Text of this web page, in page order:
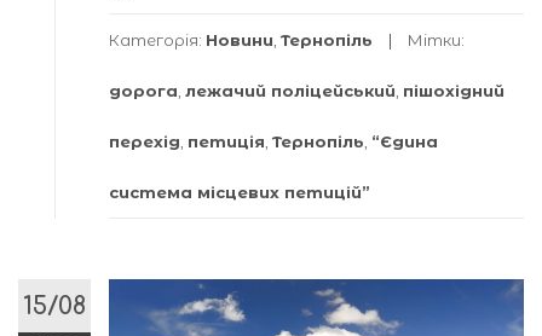
Категорія: Новини Тернопіль Мітки:
дорога лежачий поліцейський пішохідний
перехід петиція Тернопіль “Єдина
система місцевих петицій”
15/08